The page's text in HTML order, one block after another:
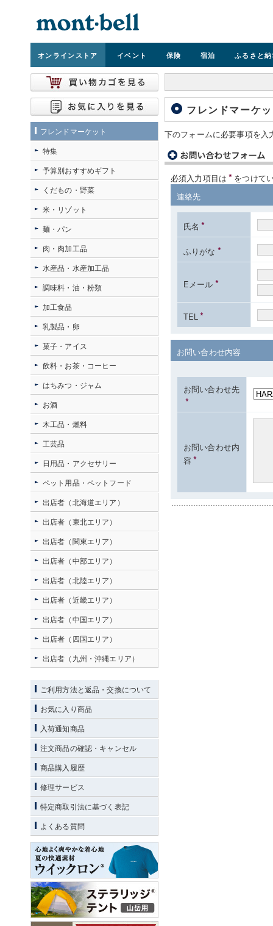
オンラインストア イベント 保険 宿泊 ふるさと
フレンドマーケ
下のフォームに必要事項を入
必須入力項目は * をつけて
連絡先
氏名 *
ふりがな *
Eメール *
TEL*
お問い合わせ内容
お問い合わせ先
*
お問い合わせ内
容 *
フレンドマーケット
特集
予算別おすすめギフト
くだもの・野菜
米・リゾット
麺・パン
肉・肉加工品
水産品・水産加工品
調味料・油・粉類
加工食品
乳製品・卵
菓子・アイス
飲料・お茶・コーヒー
はちみつ・ジャム
お酒
木工品・燃料
工芸品
日用品・アクセサリー
ペット用品・ペットフード
出店者（北海道エリア）
出店者（東北エリア）
出店者（関東エリア）
出店者（中部エリア）
出店者（北陸エリア）
出店者（近畿エリア）
出店者（中国エリア）
出店者（四国エリア）
出店者（九州・沖縄エリア）
ご利用方法と返品・交換について
お気に入り商品
入荷通知商品
注文商品の確認・キャンセル
商品購入履歴
修理サービス
特定商取引法に基づく表記
よくある質問